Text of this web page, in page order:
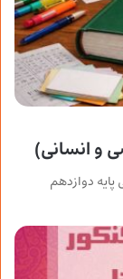
و انسانی)
دوازدهم